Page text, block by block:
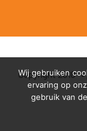
Copyright 2018 •
Wij gebruiken
ervaring op
gebruik van